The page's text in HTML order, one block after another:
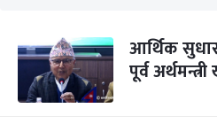
आर्थिक सुधार
पूर्व